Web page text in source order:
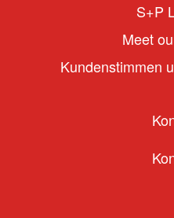
S+P
Meet
Kundenstimmen